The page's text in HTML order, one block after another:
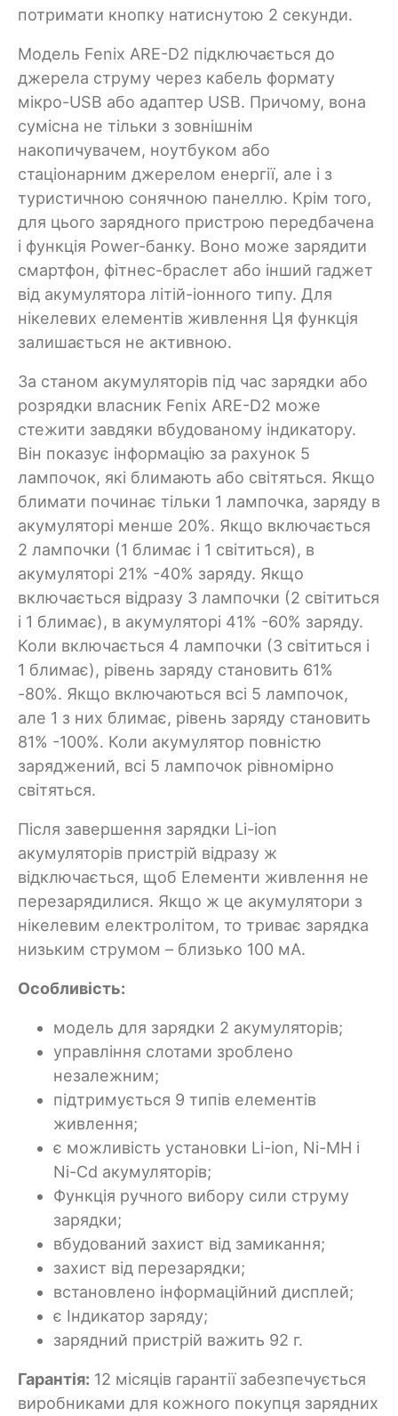
потримати кнопку натиснутою 2 секунди.
Модель Fenix ARE-D2 підключається до
джерела струму через кабель формату
мікро-USB або адаптер USB. Причому, вона
сумісна не тільки з зовнішнім
накопичувачем, ноутбуком або
стаціонарним джерелом енергії, але і з
туристичною сонячною панеллю. Крім того,
для цього зарядного пристрою передбачена
і функція Power-банку. Воно може зарядити
смартфон, фітнес-браслет або інший гаджет
від акумулятора літій-іонного типу. Для
нікелевих елементів живлення Ця функція
залишається не активною.
За станом акумуляторів під час зарядки або
розрядки власник Fenix ARE-D2 може
стежити завдяки вбудованому індикатору.
Він показує інформацію за рахунок 5
лампочок, які блимають або світяться. Якщо
блимати починає тільки 1 лампочка, заряду в
акумуляторі менше 20%. Якщо включається
2 лампочки (1 блимає і 1 світиться), в
акумуляторі 21% -40% заряду. Якщо
включається відразу 3 лампочки (2 світиться
і 1 блимає), в акумуляторі 41% -60% заряду.
Коли включається 4 лампочки (3 світиться і
1 блимає), рівень заряду становить 61%
-80%. Якщо включаються всі 5 лампочок,
але 1 з них блимає, рівень заряду становить
81% -100%. Коли акумулятор повністю
заряджений, всі 5 лампочок рівномірно
світяться.
Після завершення зарядки Li-ion
акумуляторів пристрій відразу ж
відключається, щоб Елементи живлення не
перезарядилися. Якщо ж це акумулятори з
нікелевим електролітом, то триває зарядка
низьким струмом – близько 100 мА.
Особливість:
модель для зарядки 2 акумуляторів;
управління слотами зроблено
незалежним;
підтримується 9 типів елементів
живлення;
є можливість установки Li-ion, Ni-MH і
Ni-Cd акумуляторів;
Функція ручного вибору сили струму
зарядки;
вбудований захист від замикання;
захист від перезарядки;
встановлено інформаційний дисплей;
є Індикатор заряду;
зарядний пристрій важить 92 г.
Гарантія: 12 місяців гарантії забезпечується
виробниками для кожного покупця зарядних